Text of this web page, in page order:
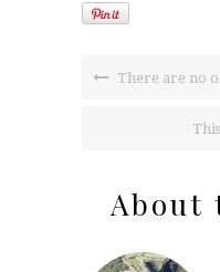
There are no
About